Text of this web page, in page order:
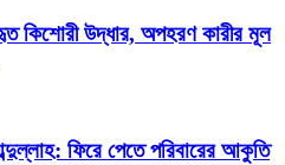
কিশোরী উদ্ধার, অপহরণ কারীর মূল
ফিরে পেতে পরিবারের আকুতি